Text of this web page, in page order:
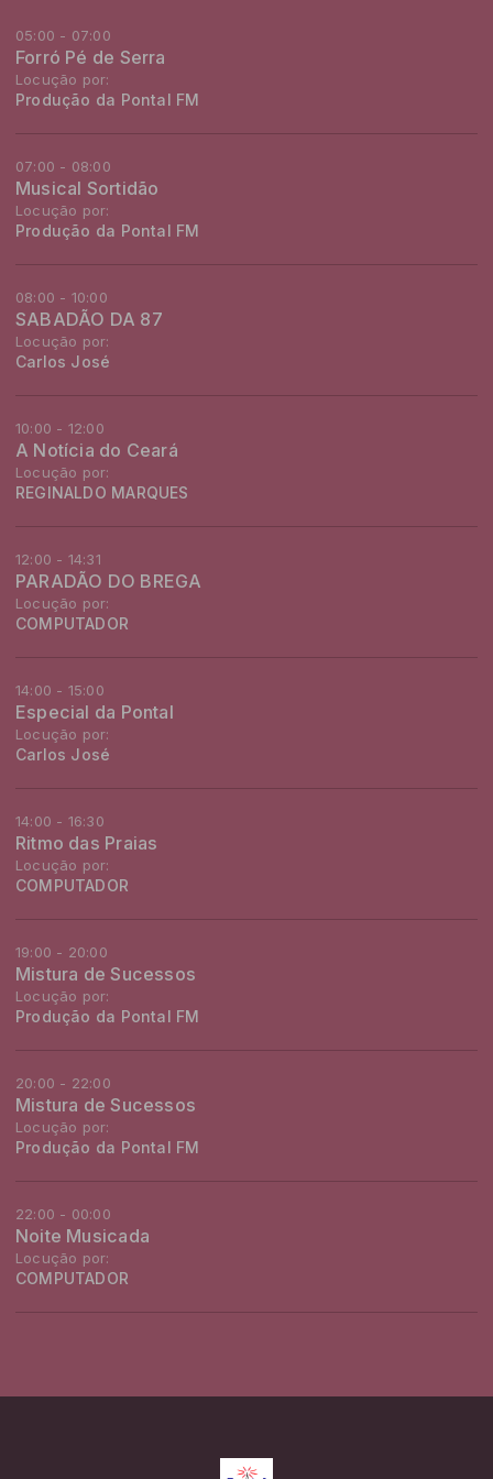
05:00 - 07:00
Forró Pé de Serra
Locução por:
Produção da Pontal FM
07:00 - 08:00
Musical Sortidão
Locução por:
Produção da Pontal FM
08:00 - 10:00
SABADÃO DA 87
Locução por:
Carlos José
10:00 - 12:00
A Notícia do Ceará
Locução por:
REGINALDO MARQUES
12:00 - 14:31
PARADÃO DO BREGA
Locução por:
COMPUTADOR
14:00 - 15:00
Especial da Pontal
Locução por:
Carlos José
14:00 - 16:30
Ritmo das Praias
Locução por:
COMPUTADOR
19:00 - 20:00
Mistura de Sucessos
Locução por:
Produção da Pontal FM
20:00 - 22:00
Mistura de Sucessos
Locução por:
Produção da Pontal FM
22:00 - 00:00
Noite Musicada
Locução por:
COMPUTADOR